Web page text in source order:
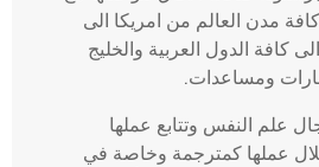
مدن العالم من امريكا الى
كافة الدول العربية والخليج
ومساعدات.
علم النفس وتتابع عملها
عملها كمترجمة وخاصة في